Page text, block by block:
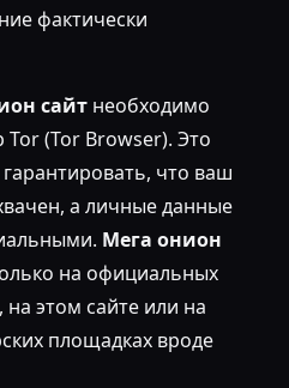
фактически
сайт необходимо
Tor (Tor Browser). Это
что ваш
а личные данные
Мега онион
на официальных
этом сайте или на
площадках вроде